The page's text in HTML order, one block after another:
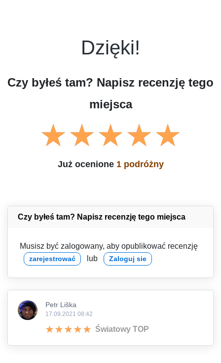
Dzięki!
Czy byłeś tam? Napisz recenzję tego
miejsca
Już ocenione 1 podróżny
Czy byłeś tam? Napisz recenzję tego miejsca
Musisz być zalogowany, aby opublikować recenzję
zarejestrować lub Zaloguj sie
Petr Liška
17.09.2021 08:42
Światowy TOP